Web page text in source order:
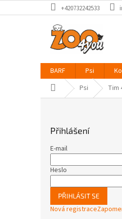
na
+420732242533
BARF Psi
Domů Psi Tim
Přihlášení
E-mail
Heslo
PŘIHLÁSIT SE
Nová registrace